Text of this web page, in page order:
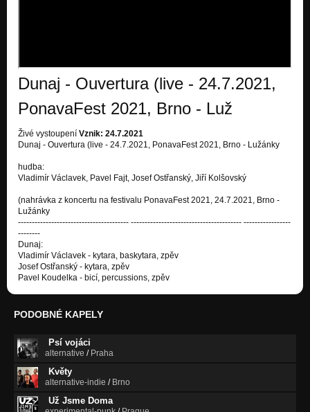
Dunaj - Ouvertura (live - 24.7.2021,
PonavaFest 2021, Brno - Luž
Živé vystoupení Vznik: 24.7.2021
Dunaj - Ouvertura (live - 24.7.2021, PonavaFest 2021, Brno - Lužánky
hudba:
Vladimír Václavek, Pavel Fajt, Josef Ostřanský, Jiří Kolšovský
(nahrávka z koncertu na festivalu PonavaFest 2021, 24.7.2021, Brno -
Lužánky
---------------------------------------- ---------------------------------------- -----------------
--------
Dunaj:
Vladimír Václavek - kytara, baskytara, zpěv
Josef Ostřanský - kytara, zpěv
Pavel Koudelka - bicí, percussions, zpěv
PODOBNÉ KAPELY
Psí vojáci
alternative / Praha
Květy
alternative-indie / Brno
Už Jsme Doma